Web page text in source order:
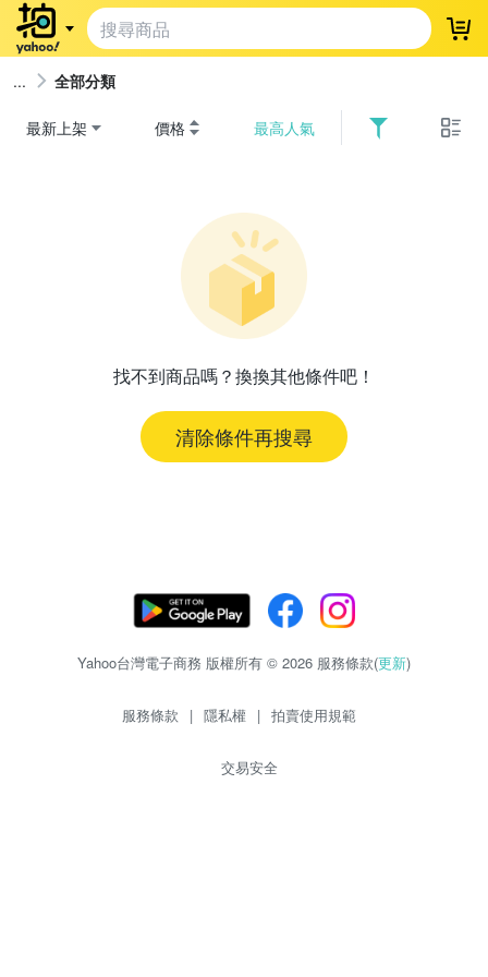
登
全部分類
最新上架 價格 最高人氣
找不到商品嗎？換換其他條件吧！
清除條件再搜尋
Yahoo台灣電子商務 版權所有 © 2026 服務條款(更新)
服務條款 | 隱私權 | 拍賣使用規範
交易安全